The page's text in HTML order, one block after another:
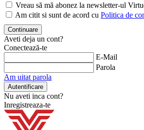
Vreau să mă abonez la newsletter-ul
Am citit si sunt de acord cu Politica de
Aveti deja un cont?
Conectează-te
E-Mail
Parola
Am uitat parola
Nu aveti inca cont?
Inregistreaza-te